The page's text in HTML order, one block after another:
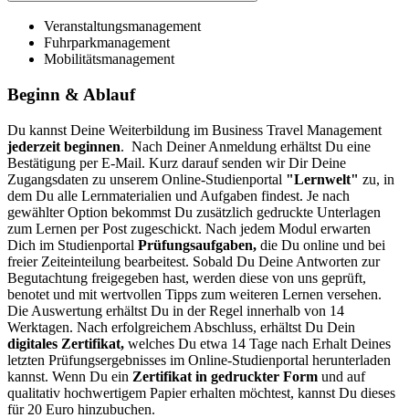
Veranstaltungsmanagement
Fuhrparkmanagement
Mobilitätsmanagement
Beginn & Ablauf
Du kannst Deine Weiterbildung im Business Travel Management
jederzeit beginnen. Nach Deiner Anmeldung erhältst Du eine
Bestätigung per E-Mail. Kurz darauf senden wir Dir Deine
Zugangsdaten zu unserem Online-Studienportal "Lernwelt" zu, in
dem Du alle Lernmaterialien und Aufgaben findest. Je nach
gewählter Option bekommst Du zusätzlich gedruckte Unterlagen
zum Lernen per Post zugeschickt. Nach jedem Modul erwarten
Dich im Studienportal Prüfungsaufgaben, die Du online und bei
freier Zeiteinteilung bearbeitest. Sobald Du Deine Antworten zur
Begutachtung freigegeben hast, werden diese von uns geprüft,
benotet und mit wertvollen Tipps zum weiteren Lernen versehen.
Die Auswertung erhältst Du in der Regel innerhalb von 14
Werktagen. Nach erfolgreichem Abschluss, erhältst Du Dein
digitales Zertifikat, welches Du etwa 14 Tage nach Erhalt Deines
letzten Prüfungsergebnisses im Online-Studienportal herunterladen
kannst. Wenn Du ein Zertifikat in gedruckter Form und auf
qualitativ hochwertigem Papier erhalten möchtest, kannst Du dieses
für 20 Euro hinzubuchen.